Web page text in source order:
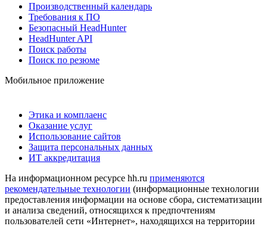
Производственный календарь
Требования к ПО
Безопасный HeadHunter
HeadHunter API
Поиск работы
Поиск по резюме
Мобильное приложение
Этика и комплаенс
Оказание услуг
Использование сайтов
Защита персональных данных
ИТ аккредитация
На информационном ресурсе hh.ru применяются
рекомендательные технологии (информационные технологии
предоставления информации на основе сбора, систематизации
и анализа сведений, относящихся к предпочтениям
пользователей сети «Интернет», находящихся на территории